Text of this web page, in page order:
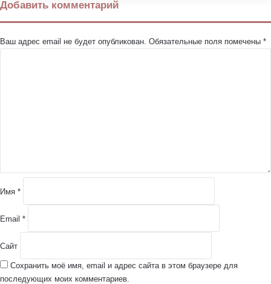
Добавить комментарий
Ваш адрес email не будет опубликован. Обязательные поля помечены *
и
йИмя *
Email *
Сайт
Сохранить моё имя, email и адрес сайта в этом браузере для
последующих моих комментариев.